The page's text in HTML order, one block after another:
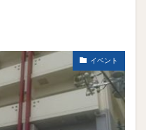
イベント